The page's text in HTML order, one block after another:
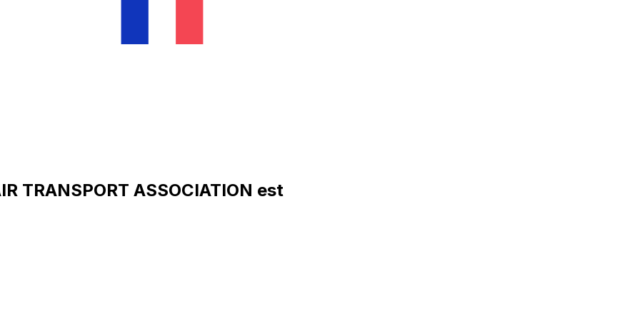
TRANSPORT ASSOCIATION est